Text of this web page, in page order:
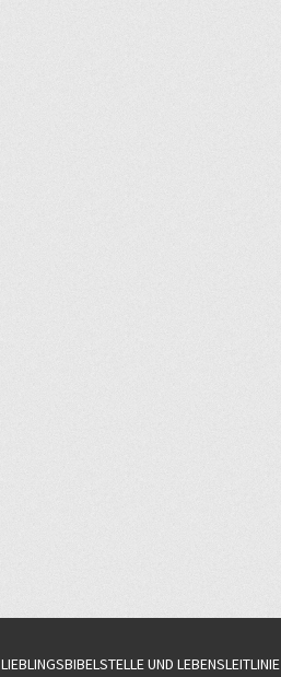
LIEBLINGSBIBELSTELLE UND LEBENSLEITLINIE